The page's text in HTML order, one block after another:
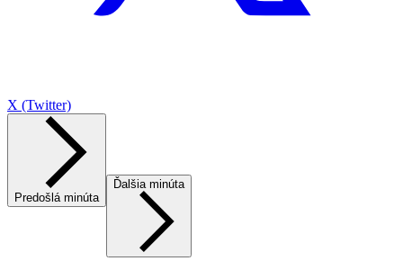
X (Twitter)
Predošlá minúta
Ďalšia minúta